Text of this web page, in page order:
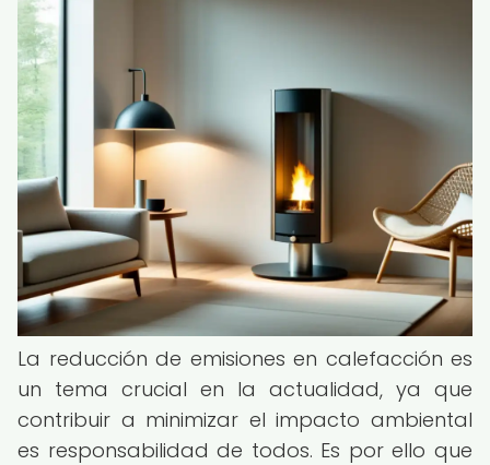
La reducción de emisiones en calefacción es
un tema crucial en la actualidad, ya que
contribuir a minimizar el impacto ambiental
es responsabilidad de todos. Es por ello que